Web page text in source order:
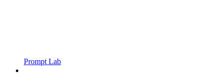
Prompt Lab